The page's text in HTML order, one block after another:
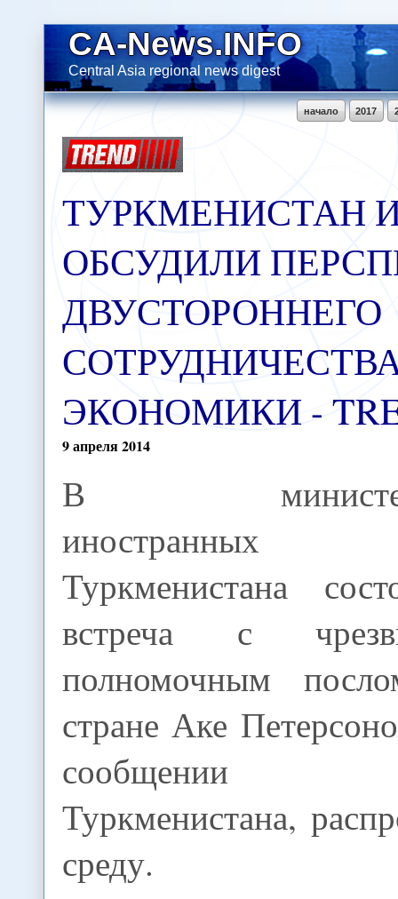
CA-News.INFO
Central Asia regional news digest
2017
начало
ТУРКМЕНИСТАН
ОБСУДИЛИ
ДВУСТОРОННЕГО
ЭКОНОМИКИ -
9апреля2014
В
иностранных
Туркменистана
встреча с
полномочным
стране Аке
сообщении
Туркменистана,
среду.